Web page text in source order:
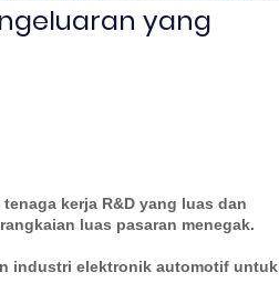
yang
kerja R&D yang luas dan
luas pasaran menegak.
industri elektronik automotif untuk